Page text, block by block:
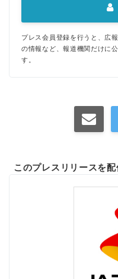
プレス会員登録を行うと、広
の情報など、報道機関だけに
す。
このプレスリリースを